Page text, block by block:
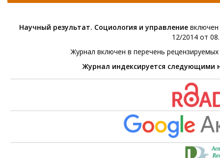
Научный результат. Социология и управление
12/2014 от
Журнал включен в перечень
Журнал индексируется